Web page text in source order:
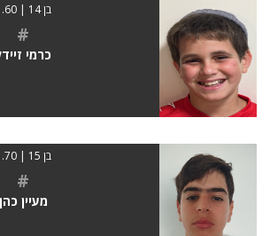
בן 14 | 1.60
#
כרמי
בן 15 | 1.70
#
מעיין כהן